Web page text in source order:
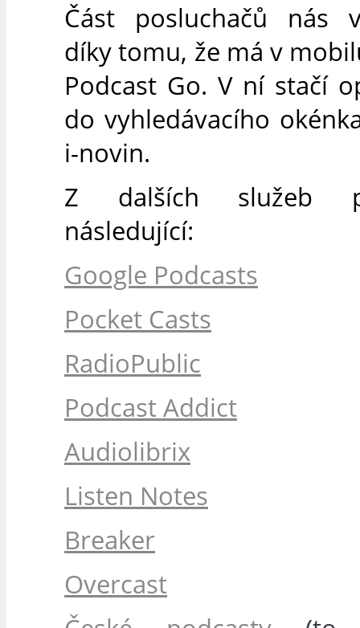
Část posluchačů nás
díky tomu, že má v
Podcast Go. V ní stačí
do vyhledávacího
i-novin.
Z dalších služeb
následující:
Google Podcasts
Pocket Casts
RadioPublic
Podcast Addict
Audiolibrix
Listen Notes
Breaker
Overcast